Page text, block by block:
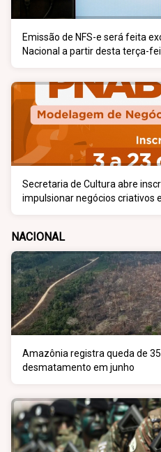
Emissão de NFS-e será feita
Nacional a partir desta terça-
Secretaria de Cultura abre
impulsionar negócios criativos
NACIONAL
Amazônia registra queda de
desmatamento em junho